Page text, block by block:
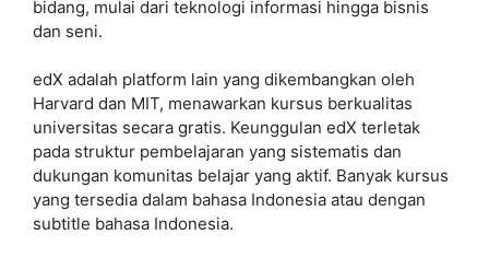
bidang, mulai dari teknologi informasi hingga bisnis
dan seni.
edX adalah platform lain yang dikembangkan oleh
Harvard dan MIT, menawarkan kursus berkualitas
universitas secara gratis. Keunggulan edX terletak
pada struktur pembelajaran yang sistematis dan
dukungan komunitas belajar yang aktif. Banyak kursus
yang tersedia dalam bahasa Indonesia atau dengan
subtitle bahasa Indonesia.